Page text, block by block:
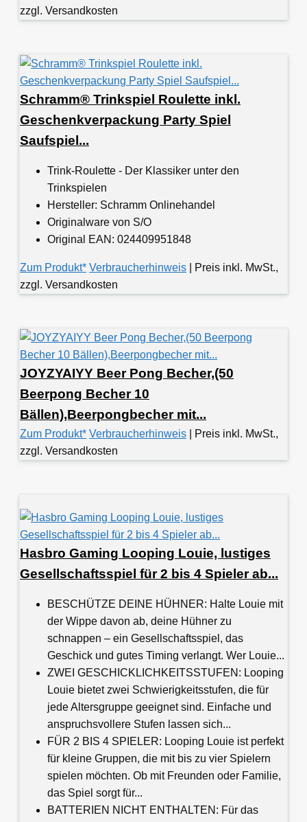
zzgl. Versandkosten
Schramm® Trinkspiel Roulette inkl.
Geschenkverpackung Party Spiel
Saufspiel...
Trink-Roulette - Der Klassiker unter den
Trinkspielen
Hersteller: Schramm Onlinehandel
Originalware von S/O
Original EAN: 024409951848
Zum Produkt* Verbraucherhinweis | Preis inkl. MwSt.,
zzgl. Versandkosten
JOYZYAIYY Beer Pong Becher,(50
Beerpong Becher 10
Bällen),Beerpongbecher mit...
Zum Produkt* Verbraucherhinweis | Preis inkl. MwSt.,
zzgl. Versandkosten
Hasbro Gaming Looping Louie, lustiges
Gesellschaftsspiel für 2 bis 4 Spieler ab...
BESCHÜTZE DEINE HÜHNER: Halte Louie mit
der Wippe davon ab, deine Hühner zu
schnappen – ein Gesellschaftsspiel, das
Geschick und gutes Timing verlangt. Wer Louie...
ZWEI GESCHICKLICHKEITSSTUFEN: Looping
Louie bietet zwei Schwierigkeitsstufen, die für
jede Altersgruppe geeignet sind. Einfache und
anspruchsvollere Stufen lassen sich...
FÜR 2 BIS 4 SPIELER: Looping Louie ist perfekt
für kleine Gruppen, die mit bis zu vier Spielern
spielen möchten. Ob mit Freunden oder Familie,
das Spiel sorgt für...
BATTERIEN NICHT ENTHALTEN: Für das